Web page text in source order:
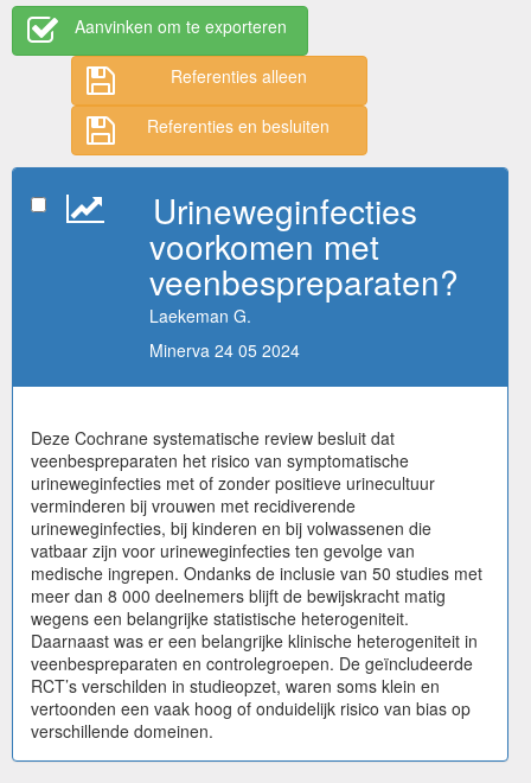
Aanvinken om te exporteren
Referenties alleen
Referenties en besluiten
Urineweginfecties
voorkomen met
veenbespreparaten?
Laekeman G.
Minerva 24 05 2024
Deze Cochrane systematische review besluit dat
veenbespreparaten het risico van symptomatische
urineweginfecties met of zonder positieve urinecultuur
verminderen bij vrouwen met recidiverende
urineweginfecties, bij kinderen en bij volwassenen die
vatbaar zijn voor urineweginfecties ten gevolge van
medische ingrepen. Ondanks de inclusie van 50 studies met
meer dan 8 000 deelnemers blijft de bewijskracht matig
wegens een belangrijke statistische heterogeniteit.
Daarnaast was er een belangrijke klinische heterogeniteit in
veenbespreparaten en controlegroepen. De geïncludeerde
RCT’s verschilden in studieopzet, waren soms klein en
vertoonden een vaak hoog of onduidelijk risico van bias op
verschillende domeinen.